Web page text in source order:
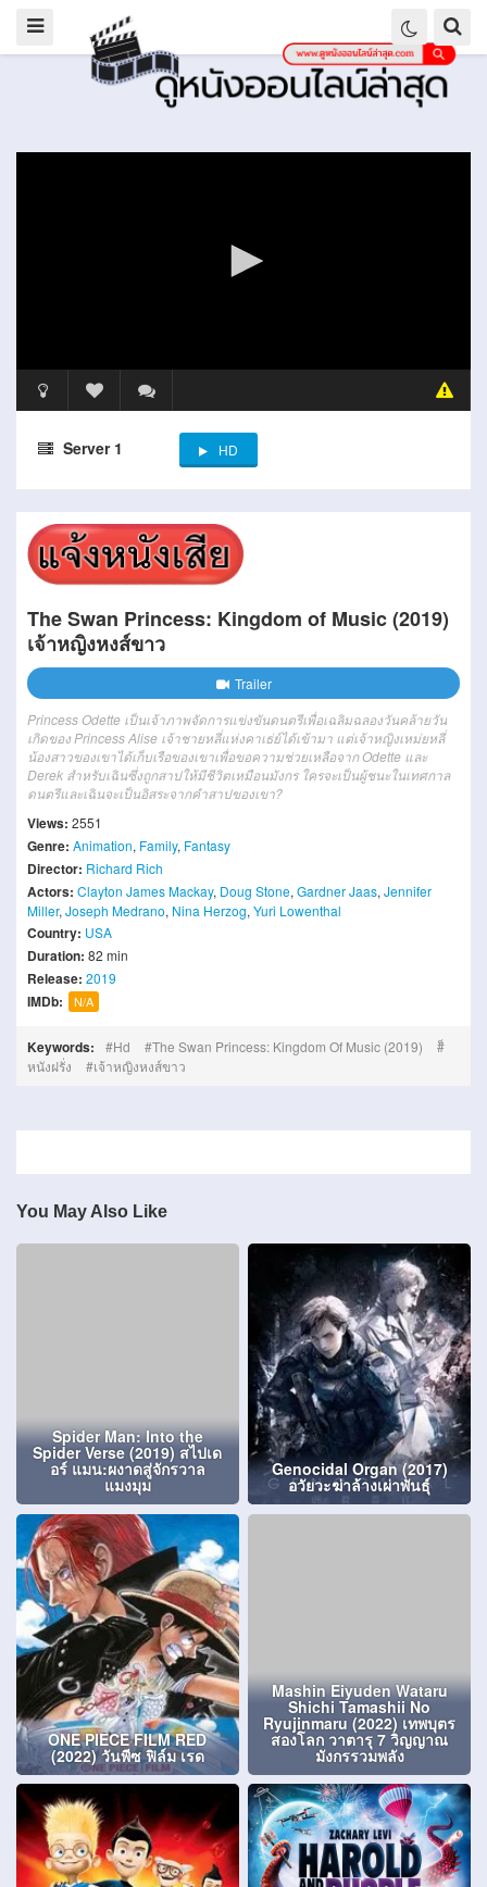
Server 1 HD
The Swan Princess: Kingdom of Music (2019)
เจ้าหญิงหงส์ขาว
Trailer
Princess Odette เป็นเจ้าภาพจัดการแข่งขันดนตรีเพื่อเฉลิมฉลองวันคล้ายวัน
เกิดของ Princess Alise เจ้าชายหลี่แห่งคาเธ่ย์ได้เข้ามา แต่เจ้าหญิงเหม่ยหลี่
น้องสาวของเขาได้เก็บเรือของเขาเพื่อขอความช่วยเหลือจาก Odette และ
Derek สำหรับเฉินซึ่งถูกสาปให้มีชีวิตเหมือนมังกร ใครจะเป็นผู้ชนะในเทศกาล
ดนตรีและเฉินจะเป็นอิสระจากคำสาปของเขา?
Views: 2551
Genre: Animation, Family, Fantasy
Director: Richard Rich
Actors: Clayton James Mackay, Doug Stone, Gardner Jaas, Jennifer
Miller, Joseph Medrano, Nina Herzog, Yuri Lowenthal
Country: USA
Duration: 82 min
Release: 2019
IMDb: N/A
Keywords: Hd The Swan Princess: Kingdom Of Music (2019)
หนังฝรั่ง
เจ้าหญิงหงส์ขาว
You May Also Like
Spider Man: Into the
Spider Verse (2019) สไปเด
อร์ แมน:ผงาดสู่จักรวาล
แมงมุม
Genocidal Organ (2017)
อวัยวะฆ่าล้างเผ่าพันธุ์
ONE PIECE FILM RED
(2022) วันพีซ ฟิล์ม เรด
Mashin Eiyuden Wataru
Shichi Tamashii No
Ryujinmaru (2022) เทพบุตร
สองโลก วาตารุ 7 วิญญาณ
มังกรรวมพลัง